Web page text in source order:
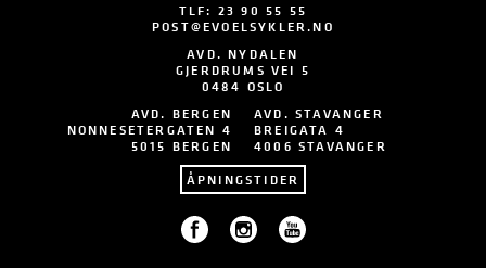
TLF: 23 90 55 55
POST@EVOELSYKLER.NO
AVD. NYDALEN
GJERDRUMS VEI 5
0484 OSLO
AVD. BERGEN
NONNESETERGATEN 4
5015 BERGEN
AVD. STAVANGER
BREIGATA 4
4006 STAVANGER
ÅPNINGSTIDER